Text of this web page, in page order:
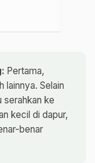
Pertama,
lainnya. Selain
serahkan ke
kecil di dapur,
benar